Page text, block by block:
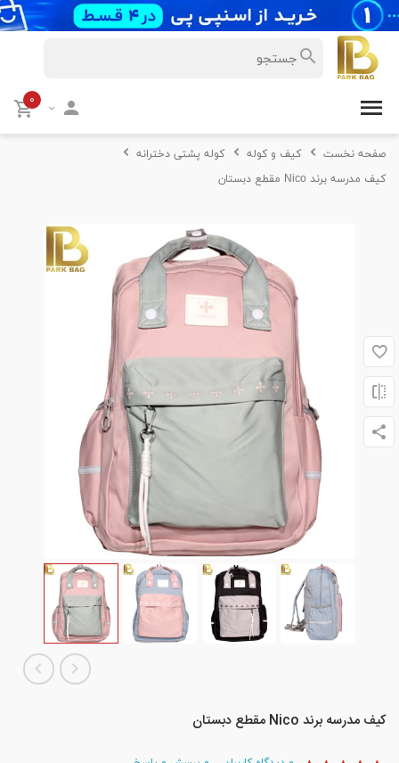
۰
صفحه نخست کیف و کوله
کوله پشتی دخترانه
کیف مدرسه برند Nico مقطع دبستان
کیف مدرسه برند Nico مقطع دبستان